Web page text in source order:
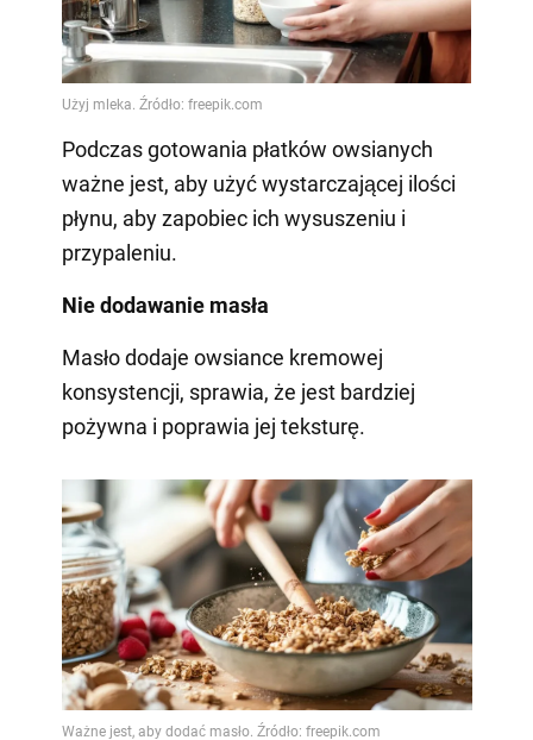
Podczas gotowania płatków owsianych
ważne jest, aby użyć wystarczającej ilości
płynu, aby zapobiec ich wysuszeniu i
przypaleniu.
Nie dodawanie masła
Masło dodaje owsiance kremowej
konsystencji, sprawia, że jest bardziej
pożywna i poprawia jej teksturę.